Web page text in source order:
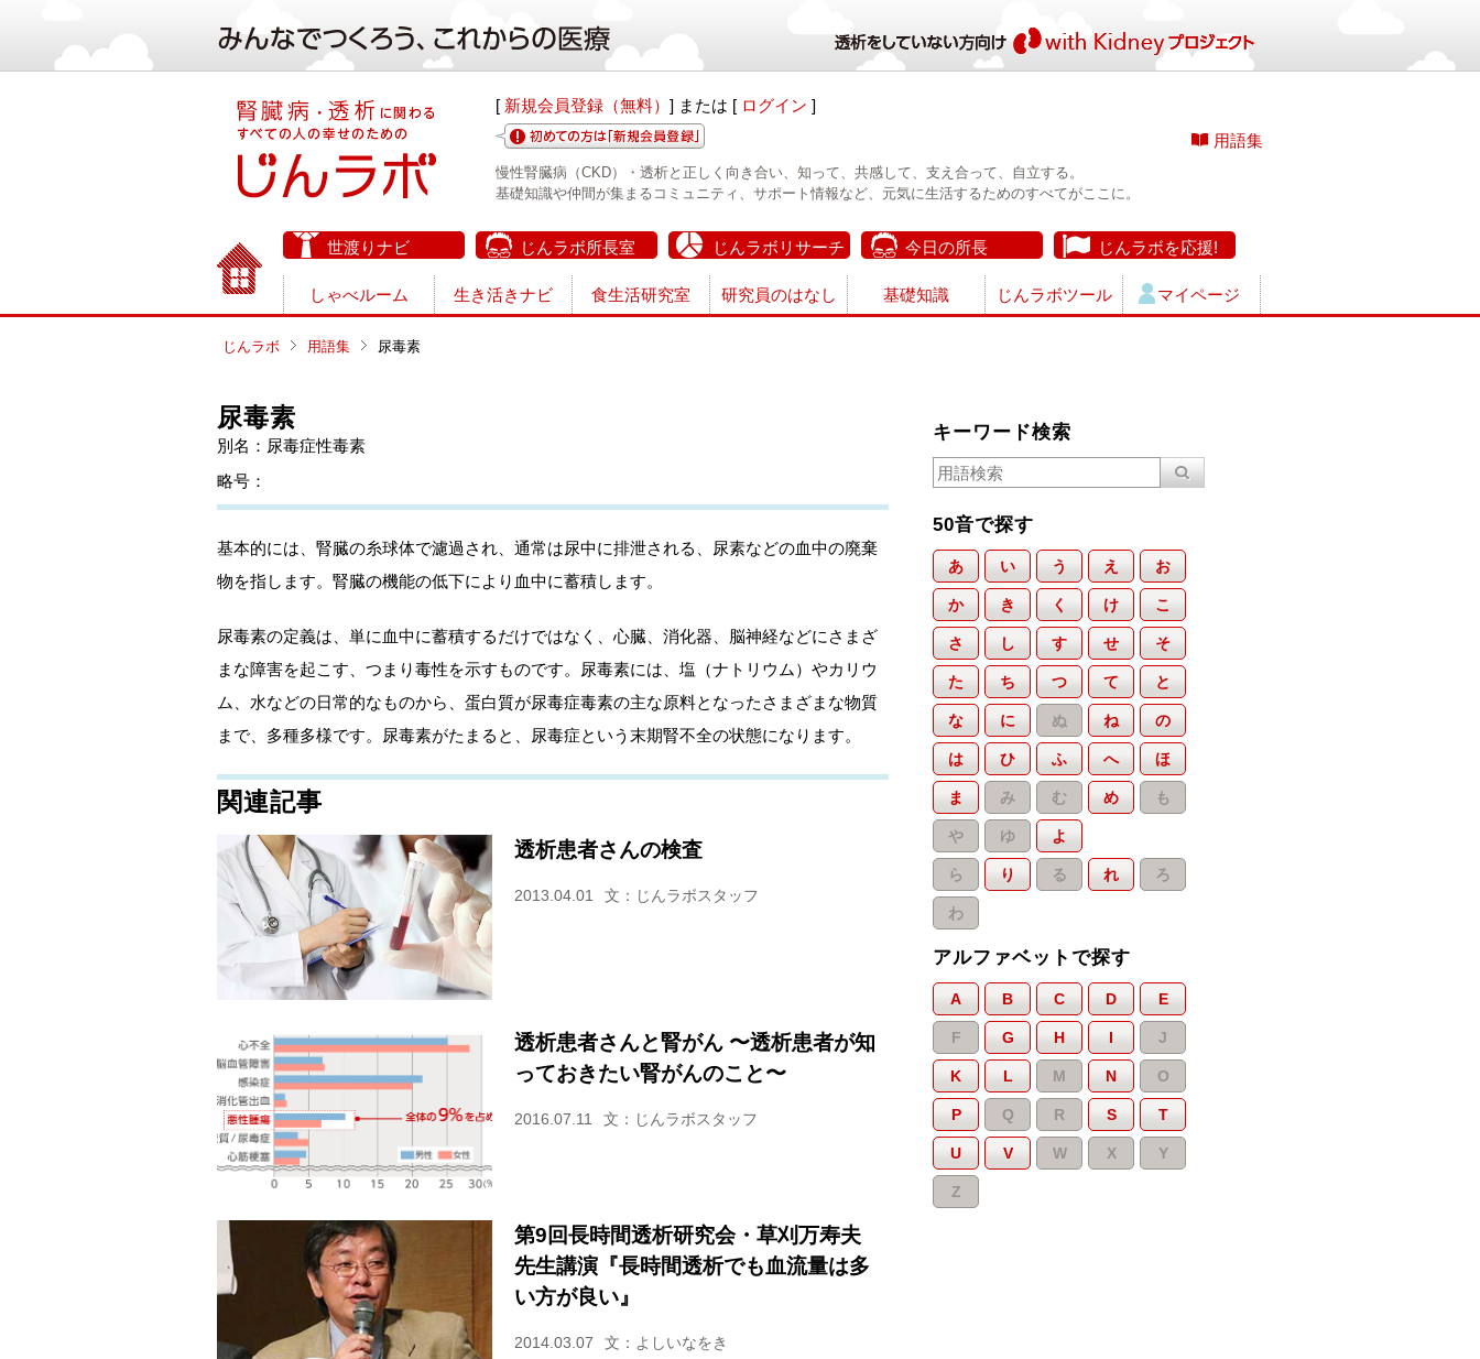
[ 新規会員登録（無料） ] または [ ログイン ]
用語集
慢性腎臓病（CKD）・透析と正しく向き合い、知って、共感して、支え合って、自立する。
基礎知識や仲間が集まるコミュニティ、サポート情報など、元気に生活するためのすべてがここに。
世渡りナビ じんラボ所長室 じんラボリサーチ 今日の所長 じんラボを応援!
しゃべルーム 生き活きナビ 食生活研究室 研究員のはなし 基礎知識 じんラボツール マイページ
じんラボ 用語集 尿毒素
尿毒素
別名：尿毒症性毒素
略号：
基本的には、腎臓の糸球体で濾過され、通常は尿中に排泄される、尿素などの血中の廃棄
物を指します。腎臓の機能の低下により血中に蓄積します。
尿毒素の定義は、単に血中に蓄積するだけではなく、心臓、消化器、脳神経などにさまざ
まな障害を起こす、つまり毒性を示すものです。尿毒素には、塩（ナトリウム）やカリウ
ム、水などの日常的なものから、蛋白質が尿毒症毒素の主な原料となったさまざまな物質
まで、多種多様です。尿毒素がたまると、尿毒症という末期腎不全の状態になります。
関連記事
透析患者さんの検査
2013.04.01 文：じんラボスタッフ
透析患者さんと腎がん 〜透析患者が知
っておきたい腎がんのこと〜
2016.07.11 文：じんラボスタッフ
第9回長時間透析研究会・草刈万寿夫
先生講演『長時間透析でも血流量は多
い方が良い』
2014.03.07 文：よしいなをき
キーワード検索
50音で探す
あ い う え お
か き く け こ
さ し す せ そ
た ち つ て と
な に ぬ ね の
は ひ ふ へ ほ
ま み む め も
や ゆ よ
ら り る れ ろ
わ
アルファベットで探す
A B C D E
F G H I J
K L M N O
P Q R S T
U V W X Y
Z